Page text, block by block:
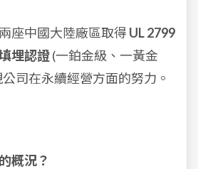
座中國大陸廠區取得 UL 2799
埋認證(一鉑金級、一黃金
司在永續經營方面的努力。
概況？